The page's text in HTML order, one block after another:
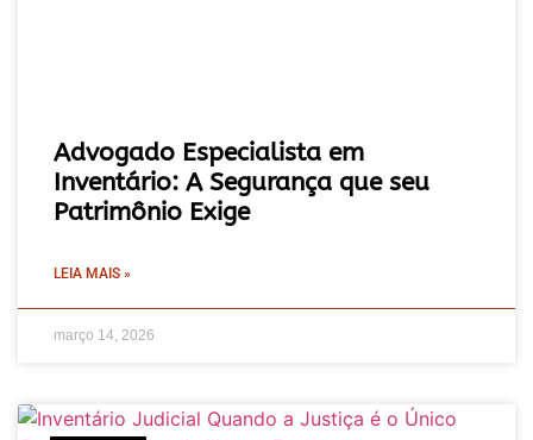
Advogado Especialista em
Inventário: A Segurança que seu
Patrimônio Exige
LEIA MAIS »
março 14, 2026